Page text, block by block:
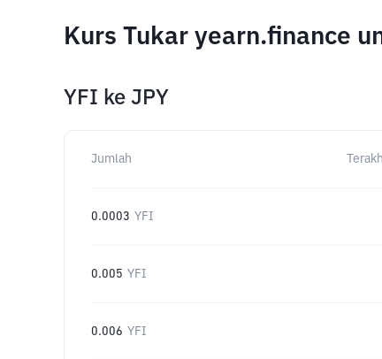
Kurs Tukar yearn.finance
YFI ke JPY
Jumlah
0.0003 YFI
0.005 YFI
0.006 YFI